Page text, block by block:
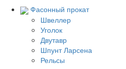
Фасонный прокат
Швеллер
Уголок
Двутавр
Шпунт Ларсена
Рельсы